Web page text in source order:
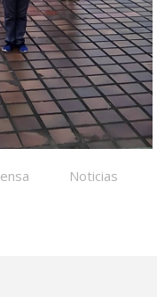
Noticias